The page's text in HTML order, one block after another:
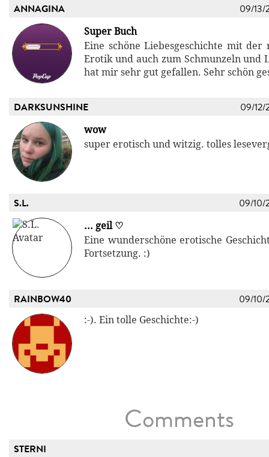
ANNAGINA 09/13/
Super Buch
Eine schöne Liebesgeschichte mit
Erotik und auch zum Schmunzeln und
hat mir sehr gut gefallen. Sehr schön
DARKSUNSHINE 09/12/
wow
super erotisch und witzig. tolles
S.L. 09/10/
... geil ♡
Eine wunderschöne erotische
Fortsetzung. :)
RAINBOW40 09/10/
:-). Ein tolle Geschichte:-)
Comments
STERNI